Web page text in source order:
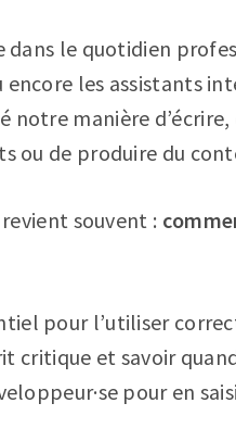
dans le quotidien
encore les assistants
manière d’écrire,
ou de produire du
souvent :
pour l’utiliser
critique et savoir
pour en